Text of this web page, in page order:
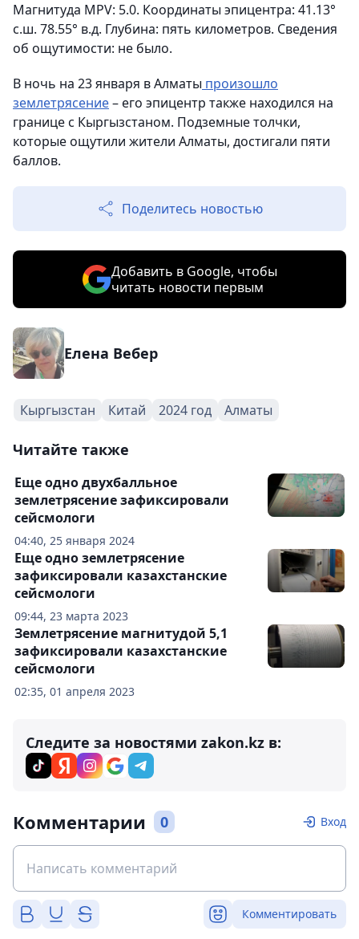
Магнитуда MPV: 5.0. Координаты эпицентра: 41.13°
с.ш. 78.55° в.д. Глубина: пять километров. Сведения
об ощутимости: не было.
В ночь на 23 января в Алматы произошло
землетрясение– его эпицентр также находился на
границе с Кыргызстаном. Подземные толчки,
которые ощутили жители Алматы, достигали пяти
баллов.
Поделитесь новостью
Добавить в Google, чтобы
читать новости первым
Елена Вебер
Кыргызстан Китай 2024 год Алматы
Читайте также
04:40, 25 января 2024
Еще одно двухбалльное
землетрясение зафиксировали
сейсмологи
09:44, 23 марта 2023
Еще одно землетрясение
зафиксировали казахстанские
сейсмологи
02:35, 01 апреля 2023
Землетрясение магнитудой 5,1
зафиксировали казахстанские
сейсмологи
Следите за новостями zakon.kz в:
Комментарии 0 Вход
Комментировать